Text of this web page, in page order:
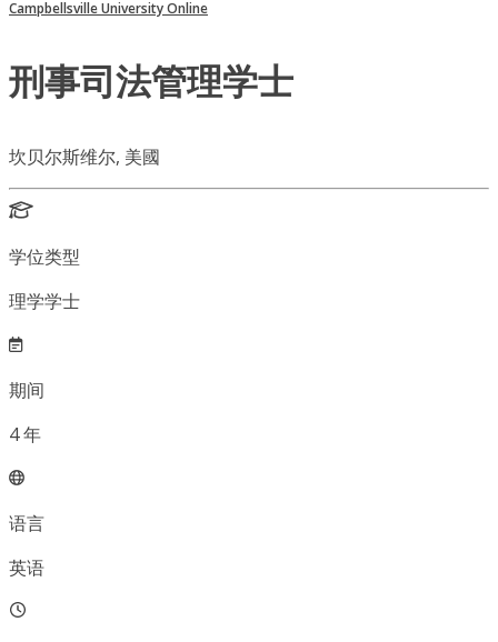
Campbellsville University Online
刑事司法管理学士
坎贝尔斯维尔, 美國
学位类型
理学学士
期间
4年
语言
英语